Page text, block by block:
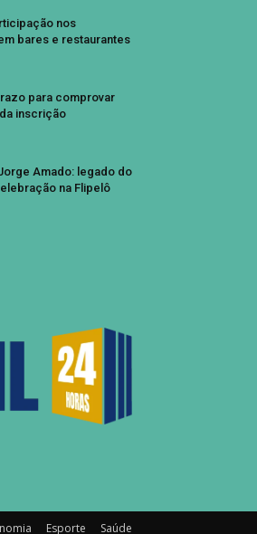
nos
bares e restaurantes
para comprovar
inscrição
Amado: legado do
na Flipelô
Esporte Saúde